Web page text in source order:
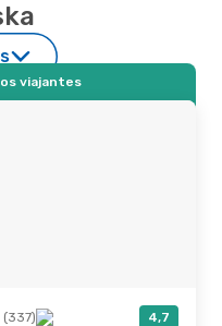
viajantes
(337) 4,7